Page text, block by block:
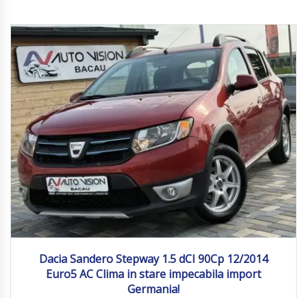
Dacia Sandero Stepway 1.5 dCI 90Cp 12/2014
Euro5 AC Clima in stare impecabila import
Germania!